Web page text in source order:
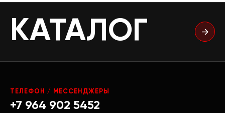
КАТАЛОГ
ТЕЛЕФОН / МЕССЕНДЖЕРЫ
+7 964 902 5452